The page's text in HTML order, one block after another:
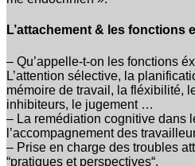
L’attachement & les fonctions
– Qu’appelle-t-on les fonctions
L’attention sélective, la
mémoire de travail, la fléxibilité,
inhibiteurs, le jugement …
– La remédiation cognitive dans
l’accompagnement des
– Prise en charge des troubles
“pratiques et perspectives“.